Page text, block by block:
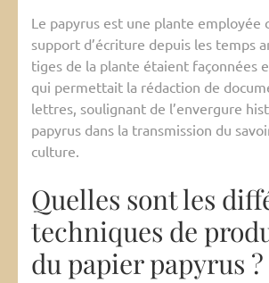
Le papyrus est une plante employée
support d’écriture depuis les temps
tiges de la plante étaient façonnées
qui permettait la rédaction de
lettres, soulignant de l’envergure
papyrus dans la transmission du
culture.
Quelles sont les
techniques de
du papier papyrus ?